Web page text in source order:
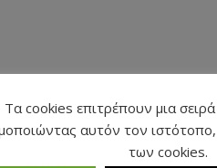
Τα cookies επιτρέπουν μια σειρά
αυτόν τον
των cookies.